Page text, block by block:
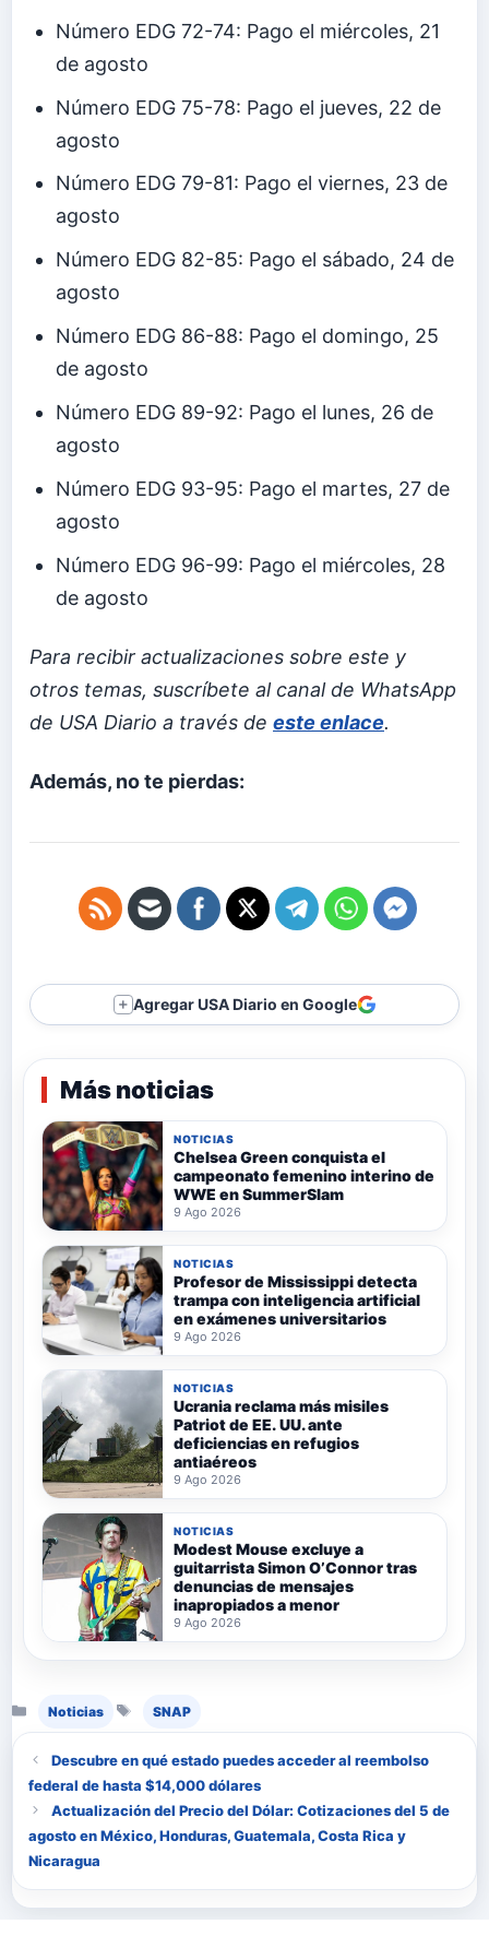
Número EDG 72-74: Pago el miércoles, 21
de agosto
Número EDG 75-78: Pago el jueves, 22 de
agosto
Número EDG 79-81: Pago el viernes, 23 de
agosto
Número EDG 82-85: Pago el sábado, 24 de
agosto
Número EDG 86-88: Pago el domingo, 25
de agosto
Número EDG 89-92: Pago el lunes, 26 de
agosto
Número EDG 93-95: Pago el martes, 27 de
agosto
Número EDG 96-99: Pago el miércoles, 28
de agosto
Para recibir actualizaciones sobre este y
otros temas, suscríbete al canal de WhatsApp
de USA Diario a través de este enlace.
Además, no te pierdas:
＋ Agregar USA Diario en Google
Más noticias
NOTICIAS
Chelsea Green conquista el
campeonato femenino interino de
WWE en SummerSlam
9 Ago 2026
NOTICIAS
Profesor de Mississippi detecta
trampa con inteligencia artificial
en exámenes universitarios
9 Ago 2026
NOTICIAS
Ucrania reclama más misiles
Patriot de EE. UU. ante
deficiencias en refugios
antiaéreos
9 Ago 2026
NOTICIAS
Modest Mouse excluye a
guitarrista Simon O’Connor tras
denuncias de mensajes
inapropiados a menor
9 Ago 2026
Noticias SNAP
Descubre en qué estado puedes acceder al reembolso
federal de hasta $14,000 dólares
Actualización del Precio del Dólar: Cotizaciones del 5 de
agosto en México, Honduras, Guatemala, Costa Rica y
Nicaragua